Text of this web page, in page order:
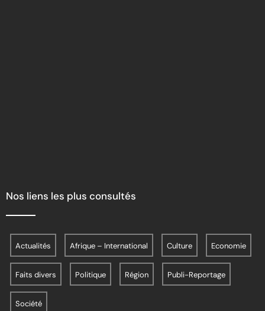
Nos liens les plus consultés
Actualités Afrique – International Culture Economie
Faits divers Politique Région Publi-Reportage
Société